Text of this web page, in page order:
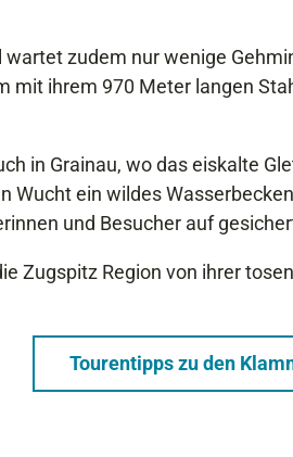
zudem nur wenige
mit ihrem 970 Meter langen
in Grainau, wo das eiskalte
Wucht ein wildes
und Besucher auf
Zugspitz Region von ihrer
Tourentipps zu den